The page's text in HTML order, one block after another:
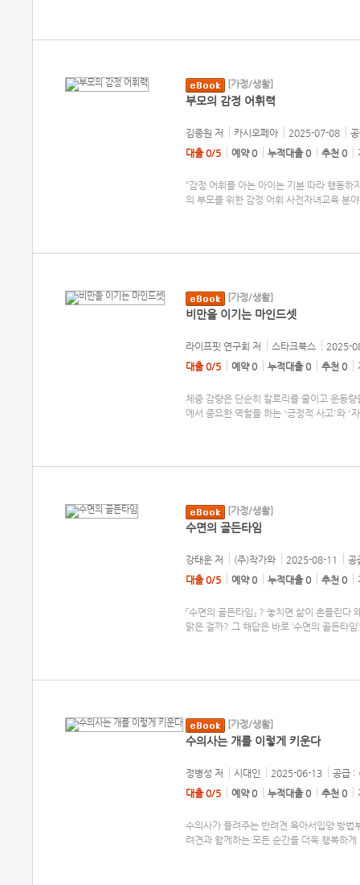
[가정/생활]
부모의 감정 어휘력
김종원 저 카시오페아 2025-07-08
대출 0/5
예약 0 누적대출 0 추천 0
“감정 어휘를 아는 아이는 기분 따라 행동
의 부모를 위한 감정 어휘 사전자녀교육 분
[가정/생활]
비만을 이기는 마인드셋
라이프핏 연구회 저 스타크북스
2025-
대출 0/5
예약 0 누적대출 0 추천 0
체중 감량은 단순히 칼로리를 줄이고 운동
에서 중요한 역할을 하는 '긍정적 사고'와 '
[가정/생활]
수면의 골든타임
강태운 저 (주)작가와 2025-08-11
공
대출 0/5
예약 0 누적대출 0 추천 0
『수면의 골든타임』 ? 놓치면 삶이 흔들린
맑은 걸까? 그 해답은 바로 ‘수면의 골든타
[가정/생활]
수의사는 개를 이렇게 키운다
정병성 저 시대인 2025-06-13
공급 :
대출 0/5
예약 0 누적대출 0 추천 0
수의사가 들려주는 반려견 육아서입양 방
려견과 함께하는 모든 순간을 더욱 행복하